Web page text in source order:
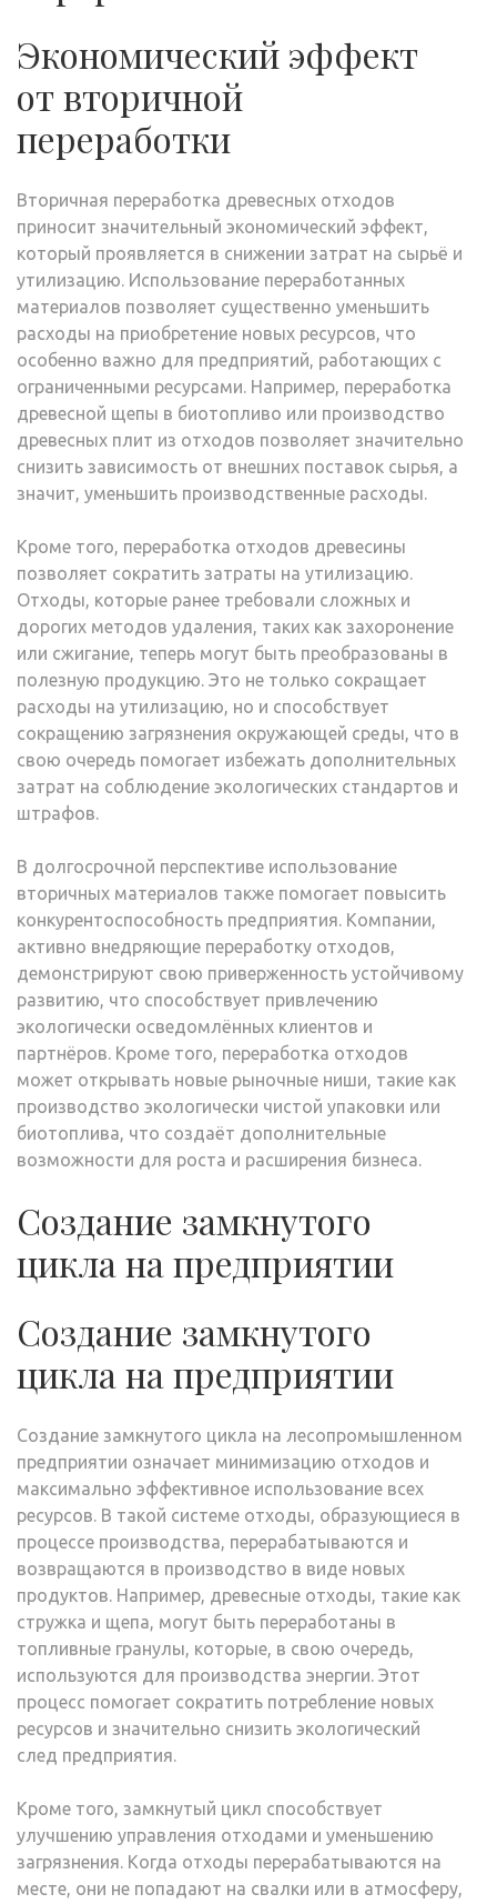
Экономический эффект
от вторичной
переработки
Вторичная переработка древесных отходов
приносит значительный экономический эффект,
который проявляется в снижении затрат на сырьё и
утилизацию. Использование переработанных
материалов позволяет существенно уменьшить
расходы на приобретение новых ресурсов, что
особенно важно для предприятий, работающих с
ограниченными ресурсами. Например, переработка
древесной щепы в биотопливо или производство
древесных плит из отходов позволяет значительно
снизить зависимость от внешних поставок сырья, а
значит, уменьшить производственные расходы.
Кроме того, переработка отходов древесины
позволяет сократить затраты на утилизацию.
Отходы, которые ранее требовали сложных и
дорогих методов удаления, таких как захоронение
или сжигание, теперь могут быть преобразованы в
полезную продукцию. Это не только сокращает
расходы на утилизацию, но и способствует
сокращению загрязнения окружающей среды, что в
свою очередь помогает избежать дополнительных
затрат на соблюдение экологических стандартов и
штрафов.
В долгосрочной перспективе использование
вторичных материалов также помогает повысить
конкурентоспособность предприятия. Компании,
активно внедряющие переработку отходов,
демонстрируют свою приверженность устойчивому
развитию, что способствует привлечению
экологически осведомлённых клиентов и
партнёров. Кроме того, переработка отходов
может открывать новые рыночные ниши, такие как
производство экологически чистой упаковки или
биотоплива, что создаёт дополнительные
возможности для роста и расширения бизнеса.
Создание замкнутого
цикла на предприятии
Создание замкнутого
цикла на предприятии
Создание замкнутого цикла на лесопромышленном
предприятии означает минимизацию отходов и
максимально эффективное использование всех
ресурсов. В такой системе отходы, образующиеся в
процессе производства, перерабатываются и
возвращаются в производство в виде новых
продуктов. Например, древесные отходы, такие как
стружка и щепа, могут быть переработаны в
топливные гранулы, которые, в свою очередь,
используются для производства энергии. Этот
процесс помогает сократить потребление новых
ресурсов и значительно снизить экологический
след предприятия.
Кроме того, замкнутый цикл способствует
улучшению управления отходами и уменьшению
загрязнения. Когда отходы перерабатываются на
месте, они не попадают на свалки или в атмосферу,